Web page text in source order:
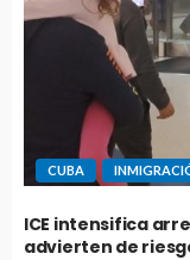
CUBA
ICE intensifica
advierten de